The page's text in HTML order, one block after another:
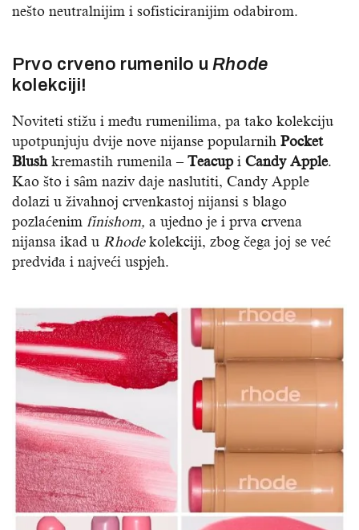
nešto neutralnijim i sofisticiranijim odabirom.
Prvo crveno rumenilo u Rhode
kolekciji!
Noviteti stižu i među rumenilima, pa tako kolekciju
upotpunjuju dvije nove nijanse popularnih Pocket
Blushkremastih rumenila – Teacupi Candy Apple.
Kao što i sâm naziv daje naslutiti, Candy Apple
dolazi u živahnoj crvenkastoj nijansi s blago
pozlaćenim finishom, a ujedno je i prva crvena
nijansa ikad u Rhodekolekciji, zbog čega joj se već
predviđa i najveći uspjeh.